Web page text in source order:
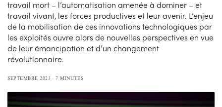
travail mort – l’automatisation amenée à dominer – et
travail vivant, les forces productives et leur avenir. L’enjeu
de la mobilisation de ces innovations technologiques par
les exploités ouvre alors de nouvelles perspectives en vue
de leur émancipation et d’un changement
révolutionnaire.
SEPTEMBRE 2023 7 MINUTES